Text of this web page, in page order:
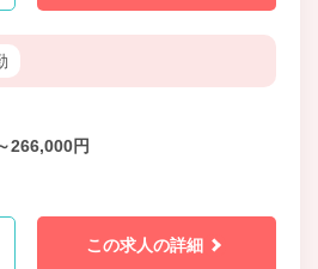
266,000円
この求人の詳細